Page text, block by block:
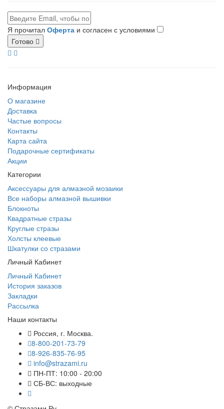
Я прочитал Оферта и согласен с условиями
Готово
Информация
О магазине
Доставка
Частые вопросы
Контакты
Карта сайта
Подарочные сертификаты
Акции
Категории
Аксессуары для алмазной мозаики
Все наборы алмазной вышивки
Блокноты
Квадратные стразы
Круглые стразы
Холсты клеевые
Шкатулки со стразами
Личный Кабинет
Личный Кабинет
История заказов
Закладки
Рассылка
Наши контакты
Россия, г. Москва.
8-800-201-73-79
8-926-835-76-95
info@strazami.ru
ПН-ПТ: 10:00 - 20:00
СБ-ВС: выходные